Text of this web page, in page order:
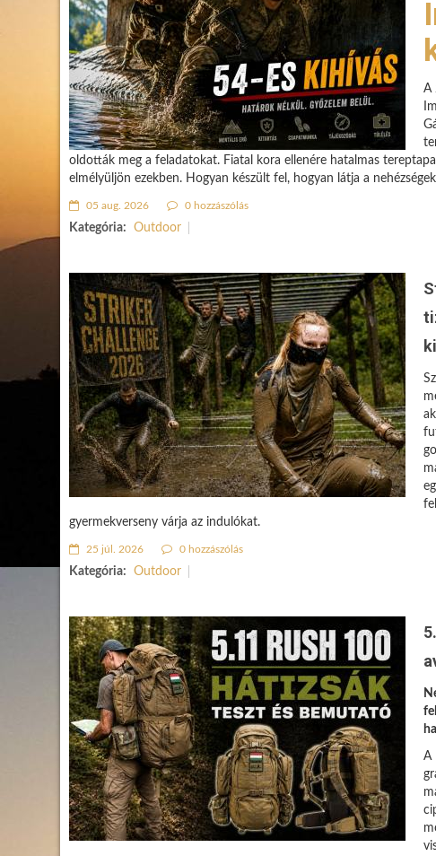
A
oldották meg a feladatokat. Fiatal kora ellenére hatalmas
elmélyüljön ezekben. Hogyan készült fel, hogyan látja a
05 aug. 2026 0 hozzászólás
Kategória: Outdoor
gyermekverseny várja az indulókat.
25 júl. 2026 0 hozzászólás
Kategória: Outdoor
A